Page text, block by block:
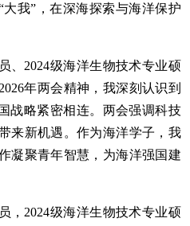
我”，在深海探索与海洋保护
、2024级海洋生物技术专业硕
年两会精神，我深刻认识到
战略紧密相连。两会强调科技
来新机遇。作为海洋学子，我
凝聚青年智慧，为海洋强国建
，2024级海洋生物技术专业硕